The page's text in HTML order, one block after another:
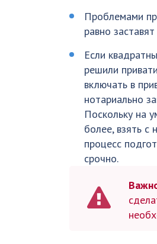
Проблемами
равно
Если
решили
включать в
нотариально
Поскольку на
более, взять с
процесс
срочно.